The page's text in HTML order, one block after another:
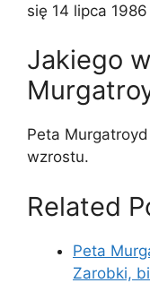
się 14 lipca
Jakiego
Peta
wzrostu.
Related
Peta
Zarobki,